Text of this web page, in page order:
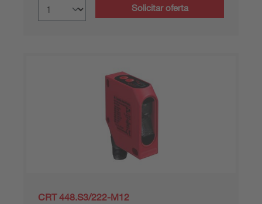
Solicitar oferta
CRT 448.S3/222-M12